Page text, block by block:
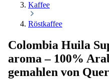
Kaffee
Röstkaffee
Colombia Huila
aroma – 100%
gemahlen von